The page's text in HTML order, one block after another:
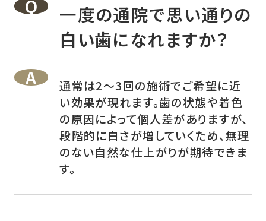
一度の通院で思い通りの
白い歯になれますか？
通常は2～3回の施術でご希望に近
い効果が現れます。歯の状態や着色
の原因によって個人差がありますが、
段階的に白さが増していくため、無理
のない自然な仕上がりが期待できま
す。